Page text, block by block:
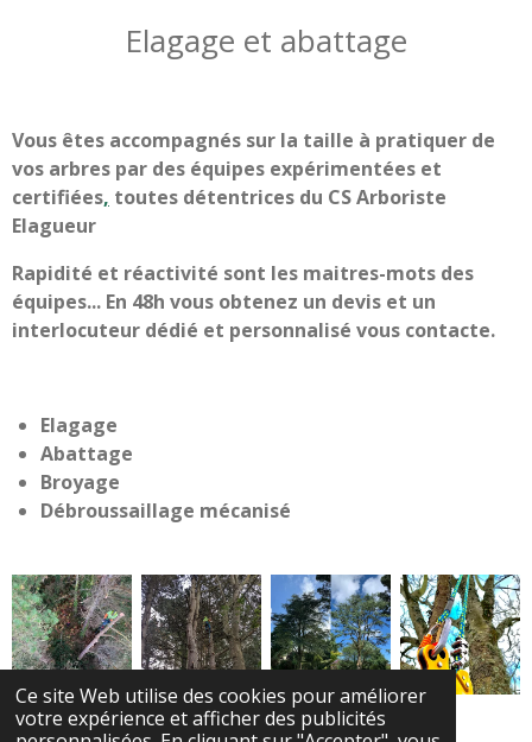
Ce site Web utilise des cookies pour améliorer
votre expérience et afficher des publicités
Elagage et abattage
Vous êtes accompagnés sur la taille à pratiquer de
vos arbres par des équipes expérimentées et
certifiées, toutes détentrices du CS Arboriste
Elagueur
Rapidité et réactivité sont les maitres-mots des
équipes... En 48h vous obtenez un devis et un
interlocuteur dédié et personnalisé vous contacte.
Elagage
Abattage
Broyage
Débroussaillage mécanisé